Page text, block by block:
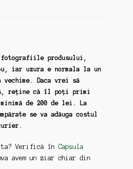
produsului,
iar uzura e normala la un
vechime. Daca vrei să
reține că îl poți primi
de 200 de lei. La
se va adăuga costul
ta? Verifică în Capsula
avem un ziar chiar din